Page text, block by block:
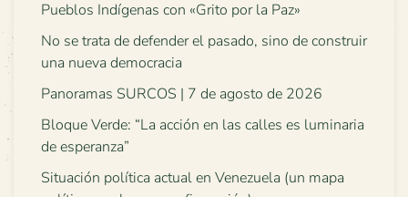
Pueblos Indígenas con «Grito por la Paz»
No se trata de defender el pasado, sino de construir
una nueva democracia
Panoramas SURCOS | 7 de agosto de 2026
Bloque Verde: “La acción en las calles es luminaria
de esperanza”
Situación política actual en Venezuela (un mapa